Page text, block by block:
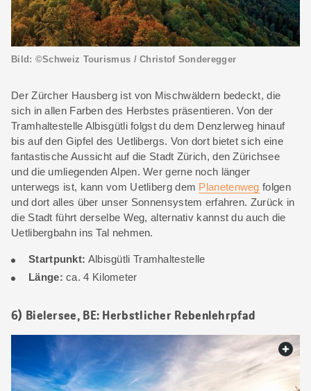
Bild: ©Schweiz Tourismus / Christof Sonderegger
Der Zürcher Hausberg ist von Mischwäldern bedeckt, die
sich in allen Farben des Herbstes präsentieren. Von der
Tramhaltestelle Albisgütli folgst du dem Denzlerweg hinauf
bis auf den Gipfel des Uetlibergs. Von dort bietet sich eine
fantastische Aussicht auf die Stadt Zürich, den Zürichsee
und die umliegenden Alpen. Wer gerne noch länger
unterwegs ist, kann vom Uetliberg dem Planetenweg folgen
und dort alles über unser Sonnensystem erfahren. Zurück in
die Stadt führt derselbe Weg, alternativ kannst du auch die
Uetlibergbahn ins Tal nehmen.
Startpunkt: Albisgütli Tramhaltestelle
Länge: ca. 4 Kilometer
6) Bielersee, BE: Herbstlicher Rebenlehrpfad